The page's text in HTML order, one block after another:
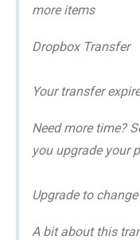
more items
Dropbox Transfer
Your transfer
Need more time?
you upgrade your
Upgrade to change
A bit about this